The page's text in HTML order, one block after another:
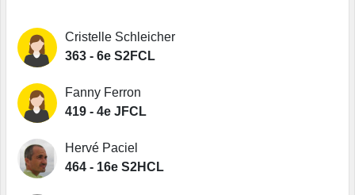
Cristelle Schleicher
363 - 6e S2FCL
Fanny Ferron
419 - 4e JFCL
Hervé Paciel
464 - 16e S2HCL